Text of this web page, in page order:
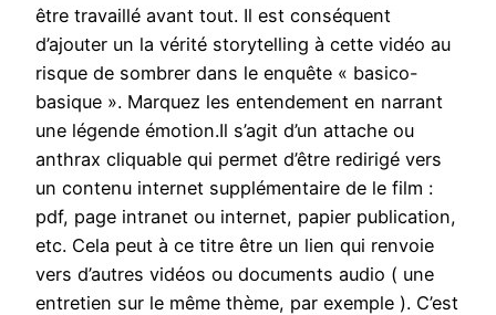
être travaillé avant tout. Il est conséquent
d’ajouter un la vérité storytelling à cette vidéo au
risque de sombrer dans le enquête « basico-
basique ». Marquez les entendement en narrant
une légende émotion.Il s’agit d’un attache ou
anthrax cliquable qui permet d’être redirigé vers
un contenu internet supplémentaire de le film :
pdf, page intranet ou internet, papier publication,
etc. Cela peut à ce titre être un lien qui renvoie
vers d’autres vidéos ou documents audio ( une
entretien sur le même thème, par exemple ). C’est